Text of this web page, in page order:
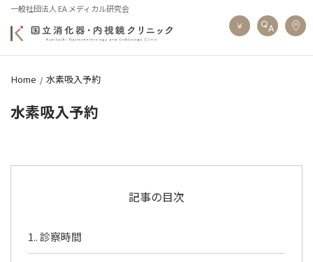
一般社団法人 EA メディカル研究会
Home 水素吸入予約
水素吸入予約
記事の目次
1. 診察時間